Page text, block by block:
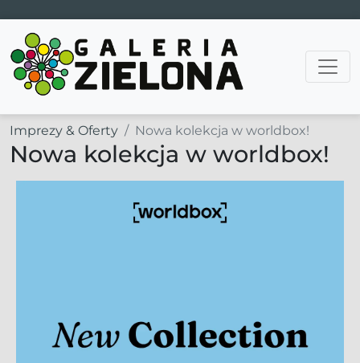
Main Navigation
Imprezy & Oferty Nowa kolekcja w worldbox!
Nowa kolekcja w worldbox!